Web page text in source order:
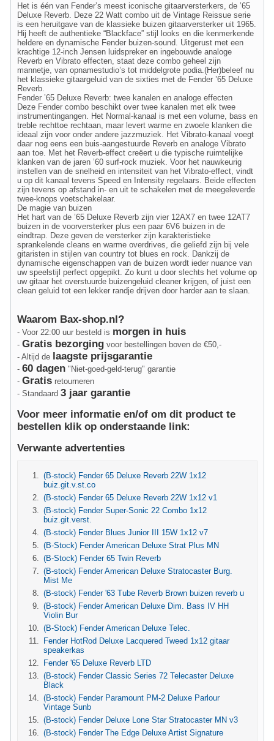
Het is één van Fender’s meest iconische gitaarversterkers, de ’65
Deluxe Reverb. Deze 22 Watt combo uit de Vintage Reissue serie
is een heruitgave van de klassieke buizen gitaarversterker uit 1965.
Hij heeft de authentieke “Blackface” stijl looks en die kenmerkende
heldere en dynamische Fender buizen-sound. Uitgerust met een
krachtige 12-inch Jensen luidspreker en ingebouwde analoge
Reverb en Vibrato effecten, staat deze combo geheel zijn
mannetje, van opnamestudio’s tot middelgrote podia.(Her)beleef nu
het klassieke gitaargeluid van de sixties met de Fender ’65 Deluxe
Reverb.
Fender ’65 Deluxe Reverb: twee kanalen en analoge effecten
Deze Fender combo beschikt over twee kanalen met elk twee
instrumentingangen. Het Normal-kanaal is met een volume, bass en
treble rechttoe rechtaan, maar levert warme en zwoele klanken die
ideaal zijn voor onder andere jazzmuziek. Het Vibrato-kanaal voegt
daar nog eens een buis-aangestuurde Reverb en analoge Vibrato
aan toe. Met het Reverb-effect creëert u die typische ruimtelijke
klanken van de jaren ’60 surf-rock muziek. Voor het nauwkeurig
instellen van de snelheid en intensiteit van het Vibrato-effect, vindt
u op dit kanaal tevens Speed en Intensity regelaars. Beide effecten
zijn tevens op afstand in- en uit te schakelen met de meegeleverde
twee-knops voetschakelaar.
De magie van buizen
Het hart van de ’65 Deluxe Reverb zijn vier 12AX7 en twee 12AT7
buizen in de voorversterker plus een paar 6V6 buizen in de
eindtrap. Deze geven de versterker zijn karakteristieke
sprankelende cleans en warme overdrives, die geliefd zijn bij vele
gitaristen in stijlen van country tot blues en rock. Dankzij de
dynamische eigenschappen van de buizen wordt ieder nuance van
uw speelstijl perfect opgepikt. Zo kunt u door slechts het volume op
uw gitaar het overstuurde buizengeluid cleaner krijgen, of juist een
clean geluid tot een lekker randje drijven door harder aan te slaan.
Waarom Bax-shop.nl?
- Voor 22:00 uur besteld is morgen in huis
- Gratis bezorging voor bestellingen boven de €50,-
- Altijd de laagste prijsgarantie
- 60 dagen "Niet-goed-geld-terug" garantie
- Gratis retourneren
- Standaard 3 jaar garantie
Voor meer informatie en/of om dit product te
bestellen klik op onderstaande link:
Verwante advertenties
(B-stock) Fender 65 Deluxe Reverb 22W 1x12
buiz.git.v.st.co
(B-stock) Fender 65 Deluxe Reverb 22W 1x12 v1
(B-stock) Fender Super-Sonic 22 Combo 1x12
buiz.git.verst.
(B-stock) Fender Blues Junior III 15W 1x12 v7
(B-Stock) Fender American Deluxe Strat Plus MN
(B-Stock) Fender 65 Twin Reverb
(B-stock) Fender American Deluxe Stratocaster Burg.
Mist Me
(B-stock) Fender '63 Tube Reverb Brown buizen reverb u
(B-stock) Fender American Deluxe Dim. Bass IV HH
Violin Bur
(B-Stock) Fender American Deluxe Telec.
Fender HotRod Deluxe Lacquered Tweed 1x12 gitaar
speakerkas
Fender '65 Deluxe Reverb LTD
(B-stock) Fender Classic Series 72 Telecaster Deluxe
Black
(B-stock) Fender Paramount PM-2 Deluxe Parlour
Vintage Sunb
(B-stock) Fender Deluxe Lone Star Stratocaster MN v3
(B-stock) Fender The Edge Deluxe Artist Signature